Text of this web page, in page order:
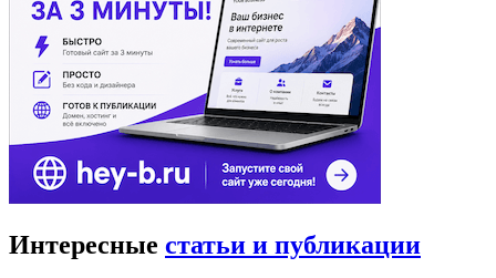
Интересные статьи и публикации